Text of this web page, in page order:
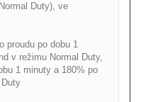
Duty), ve
proudu po dobu 1
v režimu Normal Duty,
1 minuty a 180% po